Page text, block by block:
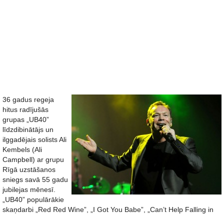
36 gadus regeja
hitus radījušās
grupas „UB40”
līdzdibinātājs un
ilggadējais solists Ali
Kembels (Ali
Campbell) ar grupu
Rīgā uzstāšanos
sniegs savā 55 gadu
jubilejas mēnesī.
„UB40” populārākie
skaņdarbi „Red Red Wine”, „I Got You Babe”, „Can’t Help Falling in